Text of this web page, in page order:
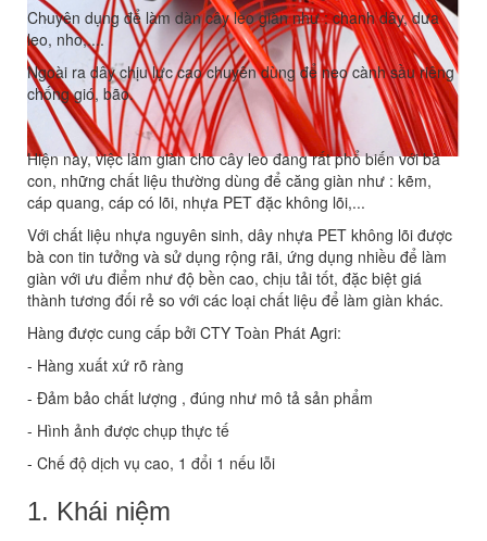
Chuyên dụng để làm dàn cây leo giàn như : chanh dây, dưa
leo, nho,....
Ngoài ra dây chịu lực cao chuyên dùng để neo cành sầu riêng
chống gió, bão.
Hiện nay, việc làm giàn cho cây leo đang rất phổ biến với bà
con, những chất liệu thường dùng để căng giàn như : kẽm,
cáp quang, cáp có lõi, nhựa PET đặc không lõi,...
Với chất liệu nhựa nguyên sinh, dây nhựa PET không lõi được
bà con tin tưởng và sử dụng rộng rãi, ứng dụng nhiều để làm
giàn với ưu điểm như độ bền cao, chịu tải tốt, đặc biệt giá
thành tương đối rẻ so với các loại chất liệu để làm giàn khác.
Hàng được cung cấp bởi CTY Toàn Phát Agri:
- Hàng xuất xứ rõ ràng
- Đảm bảo chất lượng , đúng như mô tả sản phẩm
- Hình ảnh được chụp thực tế
- Chế độ dịch vụ cao, 1 đổi 1 nếu lỗi
1. Khái niệm